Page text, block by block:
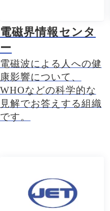
電磁界情報センタ
ー
電磁波による人への健
康影響について、
WHOなどの科学的な
見解でお答えする組織
です。